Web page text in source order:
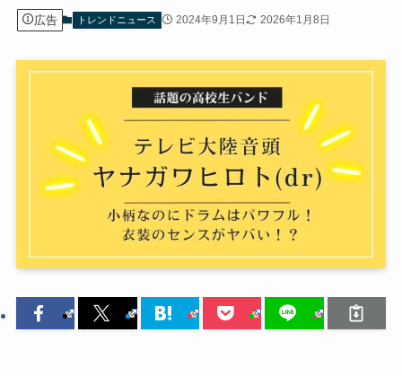
広告 トレンドニュース 2024年9月1日 2026年1月8日